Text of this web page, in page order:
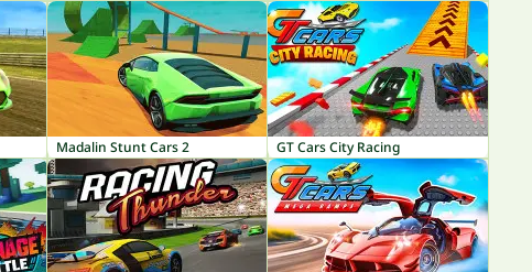
Madalin Stunt Cars 2 GT Cars City Racing